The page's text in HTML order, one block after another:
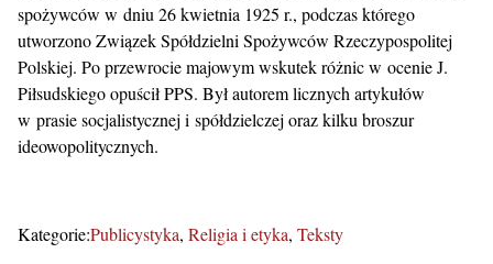
spożywców w dniu 26 kwietnia 1925 r., podczas którego
utworzono Związek Spółdzielni Spożywców Rzeczypospolitej
Polskiej. Po przewrocie majowym wskutek różnic w ocenie J.
Piłsudskiego opuścił PPS. Był autorem licznych artykułów
w prasie socjalistycznej i spółdzielczej oraz kilku broszur
ideowopolitycznych.
Kategorie:Publicystyka Religia i etyka Teksty